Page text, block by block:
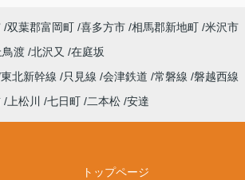
双葉郡富岡町 喜多方市 相馬郡新地町 米沢市
鳥渡 北沢又
在庭坂
東北新幹線 只見線 会津鉄道 常磐線 磐越西線
上松川 七日町 二本松 安達
トップページ